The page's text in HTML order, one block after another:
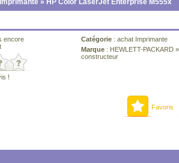
Imprimante » HP Color LaserJet Enterprise M555x
encore
!
Catégorie : achat Imprimante
Marque : HEWLETT-PACKARD »
constructeur
Favoris